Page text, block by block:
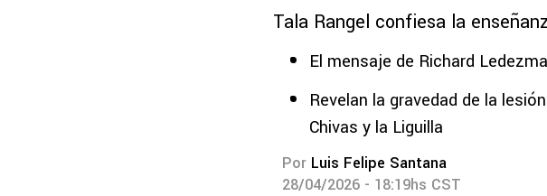
Tala Rangel confiesa la
El mensaje de Richard
Revelan la gravedad de la
Chivas y la Liguilla
Por Luis Felipe Santana
28/04/2026 - 18:19hs CST